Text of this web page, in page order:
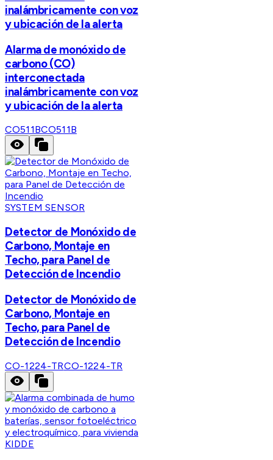
inalámbricamente con voz
y ubicación de la alerta
Alarma de monóxido de
carbono (CO)
interconectada
inalámbricamente con voz
y ubicación de la alerta
CO511BCO511B
SYSTEM SENSOR
Detector de Monóxido de
Carbono, Montaje en
Techo, para Panel de
Detección de Incendio
Detector de Monóxido de
Carbono, Montaje en
Techo, para Panel de
Detección de Incendio
CO-1224-TRCO-1224-TR
KIDDE